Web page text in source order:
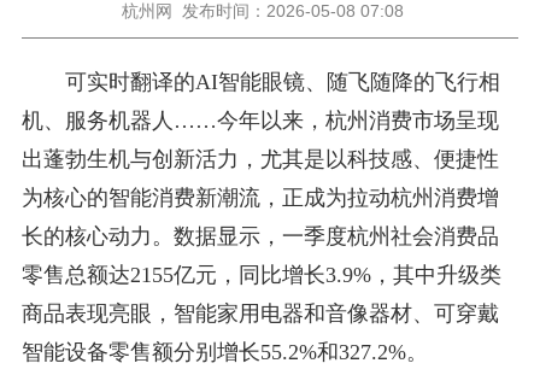
杭州网 发布时间：2026-05-08 07:08
可实时翻译的AI智能眼镜、随飞随降的飞行相
机、服务机器人……今年以来，杭州消费市场呈现
出蓬勃生机与创新活力，尤其是以科技感、便捷性
为核心的智能消费新潮流，正成为拉动杭州消费增
长的核心动力。数据显示，一季度杭州社会消费品
零售总额达2155亿元，同比增长3.9%，其中升级类
商品表现亮眼，智能家用电器和音像器材、可穿戴
智能设备零售额分别增长55.2%和327.2%。